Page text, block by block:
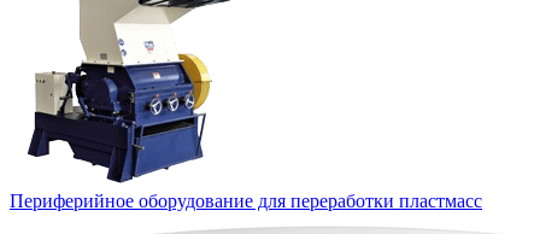
Периферийное оборудование для переработки пластмасс